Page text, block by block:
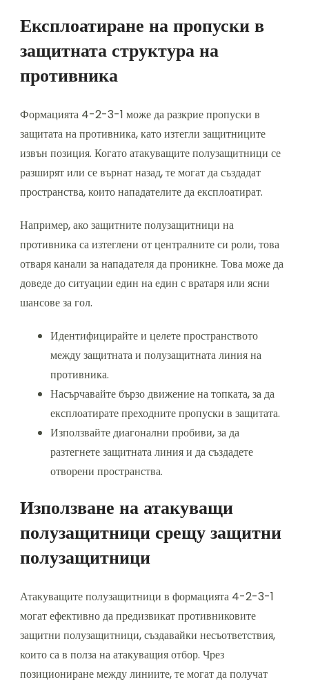
Експлоатиране на пропуски в
защитната структура на
противника
Формацията 4-2-3-1 може да разкрие пропуски в
защитата на противника, като изтегли защитниците
извън позиция. Когато атакуващите полузащитници се
разширят или се върнат назад, те могат да създадат
пространства, които нападателите да експлоатират.
Например, ако защитните полузащитници на
противника са изтеглени от централните си роли, това
отваря канали за нападателя да проникне. Това може да
доведе до ситуации един на един с вратаря или ясни
шансове за гол.
Идентифицирайте и целете пространството
между защитната и полузащитната линия на
противника.
Насърчавайте бързо движение на топката, за да
експлоатирате преходните пропуски в защитата.
Използвайте диагонални пробиви, за да
разтегнете защитната линия и да създадете
отворени пространства.
Използване на атакуващи
полузащитници срещу защитни
полузащитници
Атакуващите полузащитници в формацията 4-2-3-1
могат ефективно да предизвикат противниковите
защитни полузащитници, създавайки несъответствия,
които са в полза на атакуващия отбор. Чрез
позициониране между линиите, те могат да получат